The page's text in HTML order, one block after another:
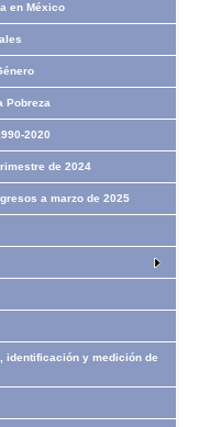
en México
Pobreza
2020
de 2024
a marzo de 2025
identificación y medición de